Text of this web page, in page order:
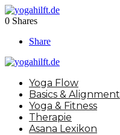
0 Shares
Share
Yoga Flow
Basics & Alignment
Yoga & Fitness
Therapie
Asana Lexikon